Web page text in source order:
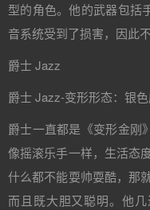
型的角色。他的武器包括
音系统受到了损害，因此不
爵士 Jazz
爵士 Jazz-变形形态：银
爵士一直都是《变形金刚
像摇滚乐手一样，生活态
什么都不能耍帅耍酷，那
而且既大胆又聪明。他